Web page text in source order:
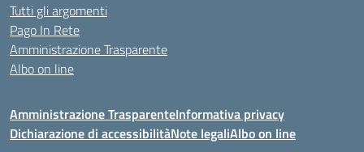
Tutti gli argomenti
Pago In Rete
Amministrazione Trasparente
Albo on line
Amministrazione TrasparenteInformativa privacy
Dichiarazione di accessibilitàNote legaliAlbo on line